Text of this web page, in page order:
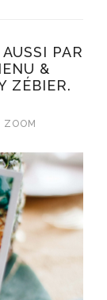
PAR
&
ZÉBIER.
ZOOM